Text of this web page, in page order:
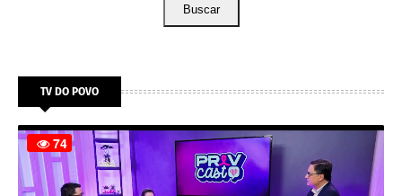
Buscar
TV DO POVO